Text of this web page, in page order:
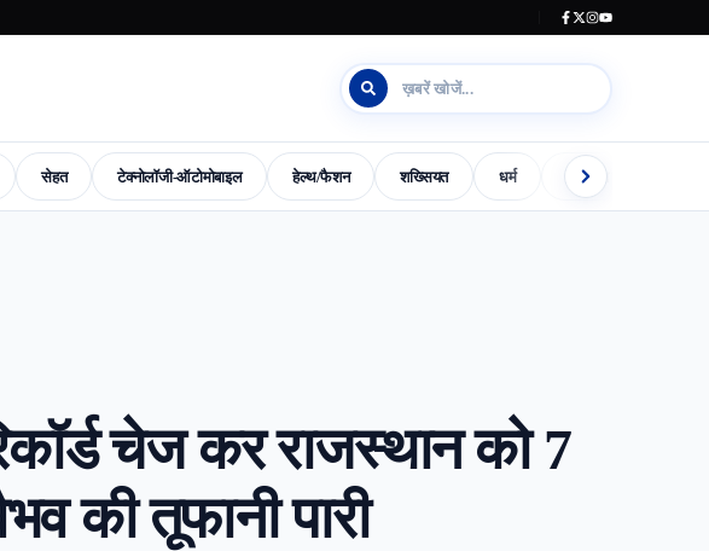
सेहत टेक्नोलॉजी-ऑटोमोबाइल हेल्थ/फैशन शख्सियत धर्म इलेक्शन काउंटडाउन
News Fashion News-World-Special Dharm Madhya-Pradesh-Election-2023
चेज कर राजस्थान को 7
की तूफानी पारी